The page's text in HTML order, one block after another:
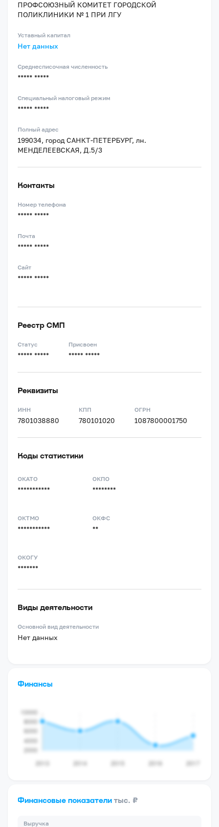
ПРОФСОЮЗНЫЙ КОМИТЕТ ГОРОДСКОЙ
ПОЛИКЛИНИКИ № 1 ПРИ ЛГУ
Уставный капитал
Нет данных
Среднесписочная численность
***** *****
Специальный налоговый режим
***** *****
Полный адрес
199034, город САНКТ-ПЕТЕРБУРГ, лн.
МЕНДЕЛЕЕВСКАЯ, Д.5/3
Контакты
Номер телефона
***** *****
Почта
***** *****
Сайт
***** *****
Реестр СМП
Статус
***** *****
Присвоен
***** *****
Реквизиты
ИНН
7801038880
КПП
780101020
ОГРН
1087800001750
Коды статистики
ОКАТО
***********
ОКПО
********
ОКТМО
***********
ОКФС
**
ОКОГУ
*******
Виды деятельности
Основной вид деятельности
Нет данных
Финансы
Финансовые показатели тыс. ₽
Выручка